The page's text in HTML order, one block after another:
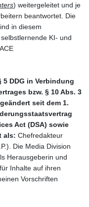
) weitergeleitet und je
beantwortet. Die
in diesem
KI- und
DDG in Verbindung
bzw. § 10 Abs. 3
seit dem 1.
Act (DSA) sowie
als: Chefredakteur
Die Media Division
Herausgeberin und
Inhalte auf ihren
Vorschriften